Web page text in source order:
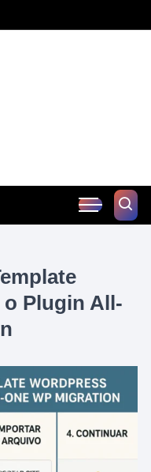
Plugin All-